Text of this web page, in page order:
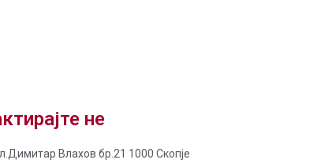
не
Влахов бр.21 1000 Скопје